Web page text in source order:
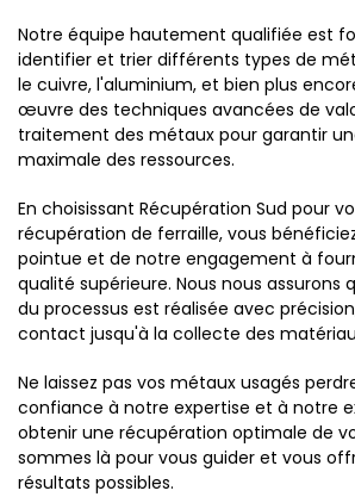
Notre équipe hautement qualifiée est
identifier et trier différents types de
le cuivre, l'aluminium, et bien plus
œuvre des techniques avancées de
traitement des métaux pour garantir
maximale des ressources.
En choisissant Récupération Sud pour
récupération de ferraille, vous
pointue et de notre engagement à
qualité supérieure. Nous nous assurons
du processus est réalisée avec
contact jusqu'à la collecte des
Ne laissez pas vos métaux usagés
confiance à notre expertise et à notre
obtenir une récupération optimale de
sommes là pour vous guider et vous
résultats possibles.